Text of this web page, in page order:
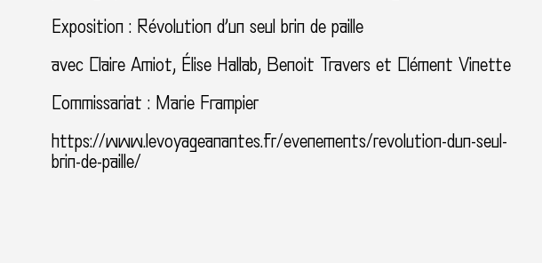
Exposition : Révolution d’un seul brin de paille
avec Claire Amiot, Élise Hallab, Benoit Travers et Clément Vinette
Commissariat : Marie Frampier
https://www.levoyageanantes.fr/evenements/revolution-dun-seul-
brin-de-paille/